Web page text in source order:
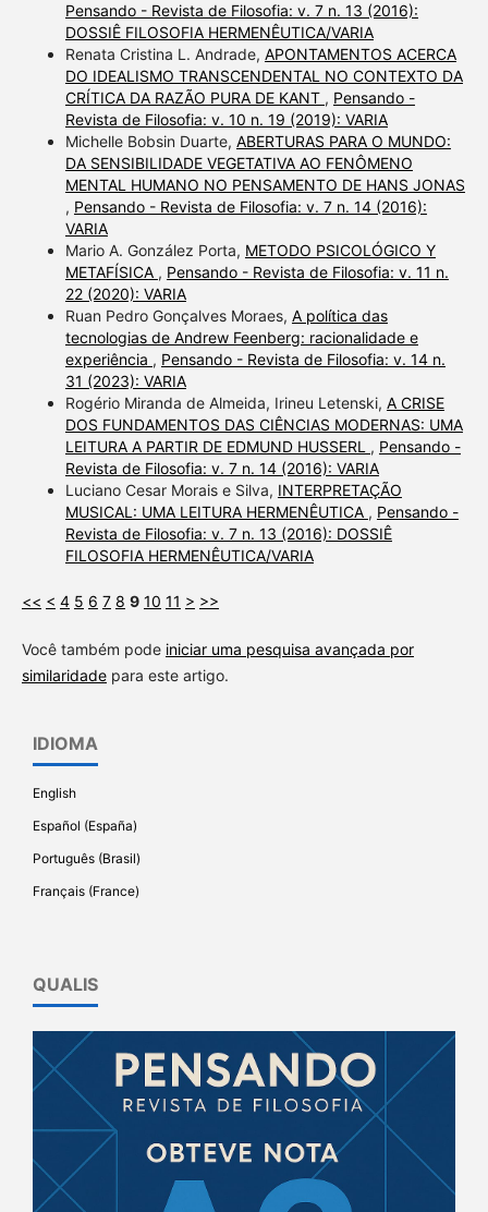
Pensando - Revista de Filosofia: v. 7 n. 13 (2016):
DOSSIÊ FILOSOFIA HERMENÊUTICA/VARIA
Renata Cristina L. Andrade, APONTAMENTOS ACERCA
DO IDEALISMO TRANSCENDENTAL NO CONTEXTO DA
CRÍTICA DA RAZÃO PURA DE KANT , Pensando -
Revista de Filosofia: v. 10 n. 19 (2019): VARIA
Michelle Bobsin Duarte, ABERTURAS PARA O MUNDO:
DA SENSIBILIDADE VEGETATIVA AO FENÔMENO
MENTAL HUMANO NO PENSAMENTO DE HANS JONAS
, Pensando - Revista de Filosofia: v. 7 n. 14 (2016):
VARIA
Mario A. González Porta, METODO PSICOLÓGICO Y
METAFÍSICA , Pensando - Revista de Filosofia: v. 11 n.
22 (2020): VARIA
Ruan Pedro Gonçalves Moraes, A política das
tecnologias de Andrew Feenberg: racionalidade e
experiência , Pensando - Revista de Filosofia: v. 14 n.
31 (2023): VARIA
Rogério Miranda de Almeida, Irineu Letenski, A CRISE
DOS FUNDAMENTOS DAS CIÊNCIAS MODERNAS: UMA
LEITURA A PARTIR DE EDMUND HUSSERL , Pensando -
Revista de Filosofia: v. 7 n. 14 (2016): VARIA
Luciano Cesar Morais e Silva, INTERPRETAÇÃO
MUSICAL: UMA LEITURA HERMENÊUTICA , Pensando -
Revista de Filosofia: v. 7 n. 13 (2016): DOSSIÊ
FILOSOFIA HERMENÊUTICA/VARIA
<< < 4 5 6 7 8 9 10 11 > >>
Você também pode iniciar uma pesquisa avançada por
similaridadepara este artigo.
IDIOMA
English
Español (España)
Português (Brasil)
Français (France)
QUALIS